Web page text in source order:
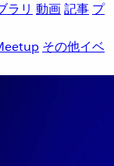
ラリ 動画記事 プ
その他イベ